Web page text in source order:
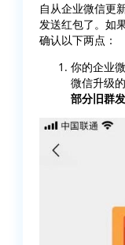
自从企业微信更
发送红包了。如
确认以下两点：
你的企业
微信升级
部分旧群